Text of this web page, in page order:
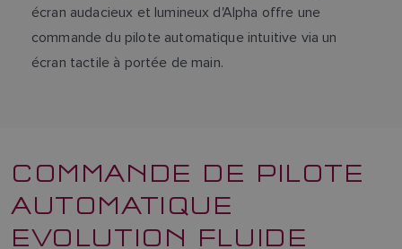
écran audacieux et lumineux d'Alpha offre une
commande du pilote automatique intuitive via un
écran tactile à portée de main.
COMMANDE DE PILOTE
AUTOMATIQUE
EVOLUTION FLUIDE